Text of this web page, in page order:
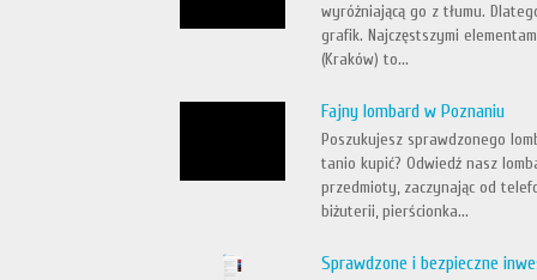
wyróżniającą go z tłumu.
grafik. Najczęstszymi
(Kraków) to...
Fajny lombard w Poznaniu
Poszukujesz sprawdzonego
tanio kupić? Odwiedź nasz
przedmioty, zaczynając od
biżuterii, pierścionka...
Sprawdzone i bezpieczne